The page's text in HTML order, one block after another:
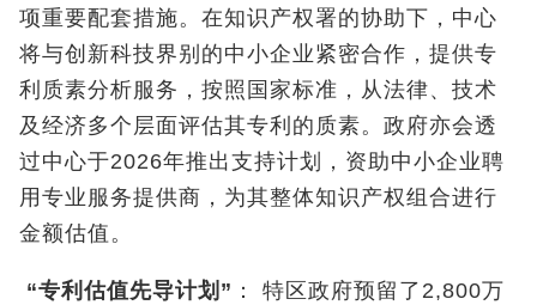
项重要配套措施。在知识产权署的协助下，中心
将与创新科技界别的中小企业紧密合作，提供专
利质素分析服务，按照国家标准，从法律、技术
及经济多个层面评估其专利的质素。政府亦会透
过中心于2026年推出支持计划，资助中小企业聘
用专业服务提供商，为其整体知识产权组合进行
金额估值。
“专利估值先导计划 ” ： 特区政府预留了2,800万